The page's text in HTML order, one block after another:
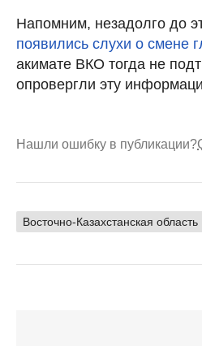
Напомним, незадолго до
появились слухи о смене
акимате ВКО тогда не
опровергли эту
Нашли ошибку в публикации?
Восточно-Казахстанская область